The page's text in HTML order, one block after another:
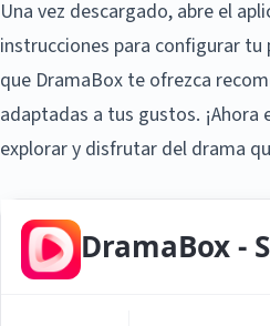
Una vez descargado, abre el
instrucciones para configurar
que DramaBox te ofrezca
adaptadas a tus gustos. ¡Ahora
explorar y disfrutar del drama